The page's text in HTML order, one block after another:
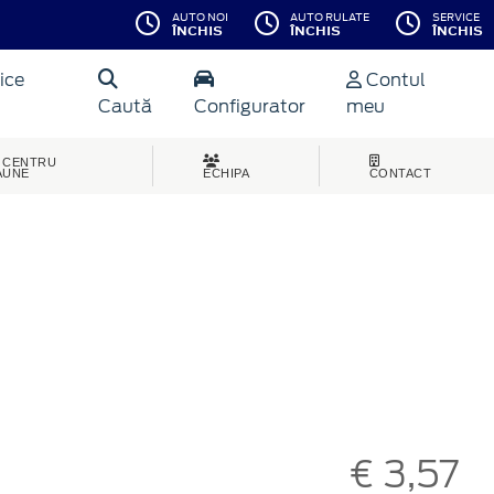
AUTO NOI
ÎNCHIS
AUTO RULATE
ÎNCHIS
SERVICE
ÎNCHIS
Caută
Configurator
Contul
meu
CENTRU
ECHIPA CONTACT
€ 3,57